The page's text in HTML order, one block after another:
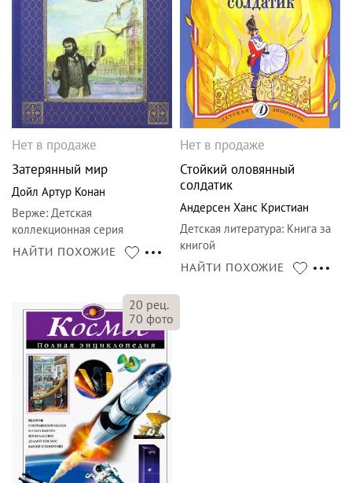
Нет в продаже
Затерянный мир
Дойл Артур Конан
Верже: Детская
коллекционная серия
НАЙТИ ПОХОЖИЕ
Нет в продаже
Стойкий оловянный
солдатик
Андерсен Ханс Кристиан
Детская литература: Книга за
книгой
НАЙТИ ПОХОЖИЕ
20 рец.
70 фото